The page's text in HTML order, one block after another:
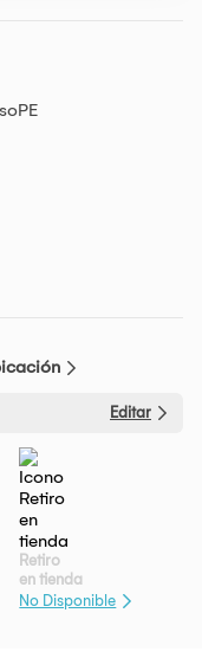
Editar
Retiro
en tienda
No Disponible